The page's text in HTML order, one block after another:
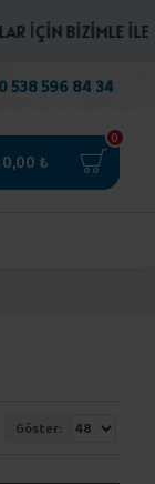
BİZİMLE İLETİŞİME
0 538 596 84 34
₺
0
Göster: